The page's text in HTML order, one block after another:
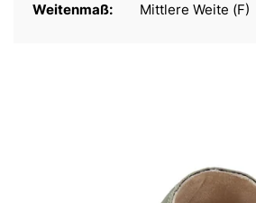
Weitenmaß:
Mittlere Weite (F)